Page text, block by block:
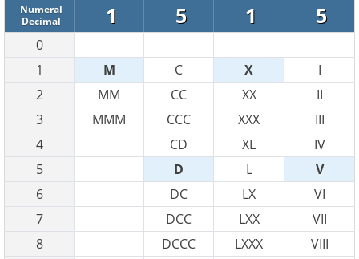
Numeral
Decimal
1 5 1 5
0
1
M C X
I
2
MM CC XX
II
3
MMM CCC XXX
III
4
CD XL
IV
5
D L
V
6
DC LX
VI
7
DCC LXX
VII
8
DCCC LXXX
VIII